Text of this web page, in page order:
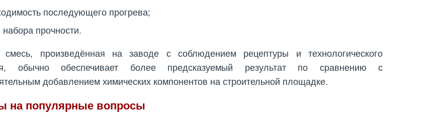
последующего прогрева;
набора прочности.
смесь, произведённая на заводе с соблюдением рецептуры и технологического
обычно обеспечивает более предсказуемый результат по сравнению с
добавлением химических компонентов на строительной площадке.
на популярные вопросы